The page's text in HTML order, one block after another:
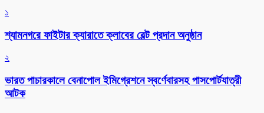
১
শ্যামনগরে ফাইটার ক্যারাতে ক্লাবের বেল্ট প্রদান অনুষ্ঠান
২
ভারত পাচারকালে বেনাপোল ইমিগ্রেশনে স্বর্ণেবারসহ পাসপোর্টযাত্রী
আটক